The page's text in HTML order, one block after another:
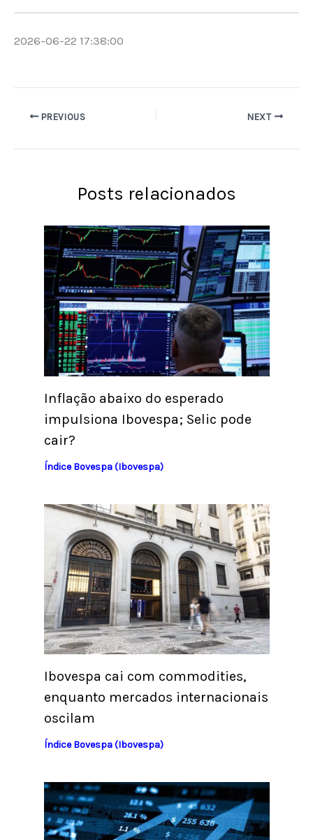
2026-06-22 17:38:00
PREVIOUS NEXT
Posts relacionados
Inflação abaixo do esperado
impulsiona Ibovespa; Selic pode
cair?
Índice Bovespa (Ibovespa)
Ibovespa cai com commodities,
enquanto mercados internacionais
oscilam
Índice Bovespa (Ibovespa)